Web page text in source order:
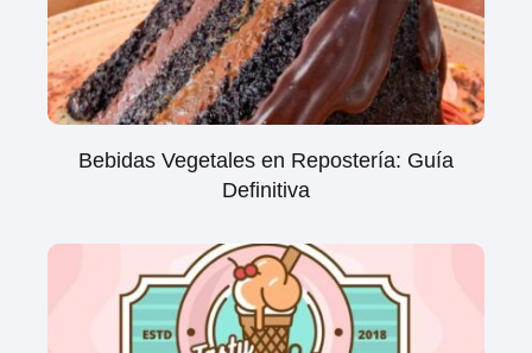
Bebidas Vegetales en Repostería: Guía
Definitiva